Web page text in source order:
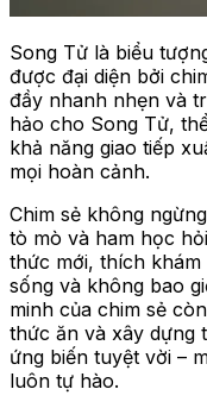
Song Tử là biểu
được đại diện bởi
đầy nhanh nhẹn và
hảo cho Song Tử,
khả năng giao tiếp
mọi hoàn cảnh.
Chim sẻ không
tò mò và ham học
thức mới, thích
sống và không bao
minh của chim sẻ
thức ăn và xây dựng
ứng biến tuyệt vời –
luôn tự hào.